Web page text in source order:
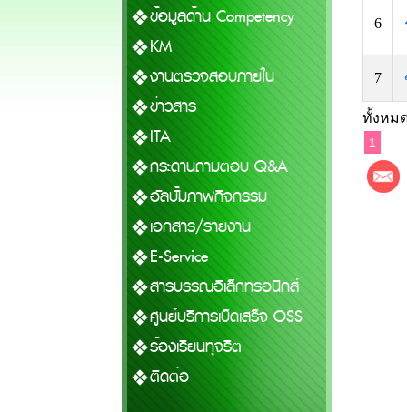
ข้อมูลด้าน Competency
KM
งานตรวจสอบภายใน
ข่าวสาร
ITA
กระดานถามตอบ Q&A
อัลบั้มภาพกิจกรรม
เอกสาร/รายงาน
E-Service
สารบรรณอิเล็กทรอนิกส์
ศูนย์บริการเบ็ดเสร็จ OSS
ร้องเรียนทุจริต
ติดต่อ
6
7
ทั้งหม
1